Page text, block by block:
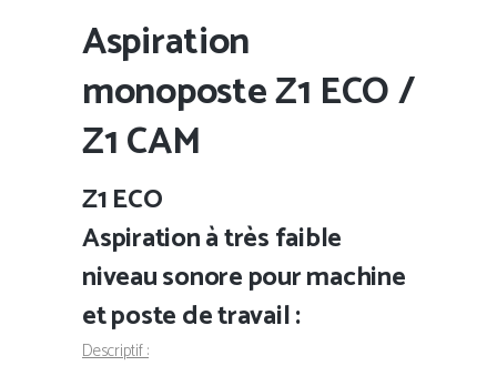
Aspiration
monoposte Z1 ECO /
Z1 CAM
Z1 ECO
Aspiration à très faible
niveau sonore pour machine
et poste de travail :
Descriptif :